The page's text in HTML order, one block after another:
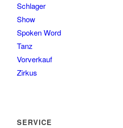
Schlager
Show
Spoken Word
Tanz
Vorverkauf
Zirkus
SERVICE